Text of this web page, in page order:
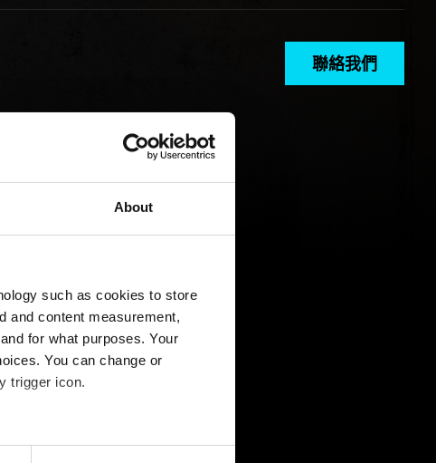
About
such as cookies to store
and content measurement,
for what purposes. Your
You can change or
trigger icon.
several meters
聯絡我們